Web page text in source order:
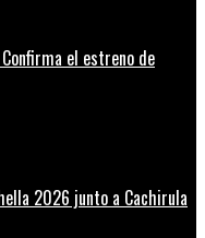
el estreno de
2026 junto a Cachirula